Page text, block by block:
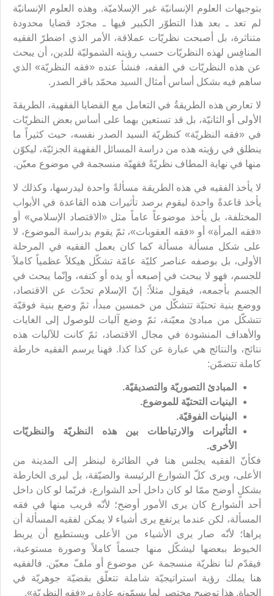
بتوجيهات العلوم الإنسانيّة غير الإسلاميّة. وهذه العلوم الإنسانيّة
لم تعد ـ بعد هذا التطوّر الكبير فيها ـ مجرّد قضايا محدودة
متناثرة، بل أصبحت نظريّات عملاقة، الأمر الذي اضطرّ الفقيه
المنافِس لهذه النظريّات حسب رؤيته الشموليّة للدين، أن يبحث
عن هذه النظريّات في الفقه، فنشأ عنده «فقه النظريّة» الذي
ساهم فيه بشكل أساس أمثال السيد محمّد باقر الصدر.
لا تعارض هذه الطريقةُ في التعامل مع القضايا الفقهية، الطريقةَ
الأولى أو الثانيّة، بل قد تستعين بهما على أساس بعض النظريّات
في «فقه النظريّة» كنظريّة السيد الصدر نفسه، حيث كثيراً ما
ينطلق في رؤيته هذه من دراسة المسائل الفقهية الجزئيّة، ليكوّن
منها في نهاية المطاف نظريّةً فقهيّة منسجمة في موضوع معيّن.
لا يأخذ الفقيه في هذه الطريقة مسألةً واحدة ليدرسها، وكذلك لا
يأخذ قاعدةً واحدة ليقوم برصد تأثيرات هذه القاعدة في الأبواب
المختلفة، بل يأخذ موضوعاً عاماً مثل «الاقتصاد الإسلامي» أو
«فقه المرأة» أو «فقه العقوبات»، ثمّ يقوم بدراسة الموضوع، لا
على شكل مسألة مسألة كما كان يعمل الفقيه في المرحلة
الأولى، بل بوصفه عناصر كليّة عامّة تشكّل هيكلاً عظمياً كاملاً
للجسم، فهو لا يبحث في إصبعه أو يده أو كتفه، وإنّما يبحث في
الجسم بأجمعه، فيقول مثلاً: إنّ الإسلام تحدّث عن الاقتصاد،
ووضع بنية تحتيّة تتشكّل من خمسين مبدأ، ثمّ وضع بنية فوقيّة
تتشكّل من مبادئ معيّنة، ثمّ وضع آليات للوصول إلى الغايات
والأهداف المنشودة في مجال الاقتصاد، ثمّ كانت للآليات هذه
نتائج، والنتائج هي عبارة عن كذا كذا. فهنا يرسم الفقيه خارطة
كاملة تتضمّن:
المبادئ التصوريّة والتصديقيّة.
البنيات التحتيّة للموضوع.
البنيات الفوقيّة.
التأثيرات والارتباطات بين هذه النظريّة والنظريّات
الأخرى.
فكأنّ الفقيه يجلس هنا في الطائرة لينظر إلى المدينة من
الأعلى، ويرى كلّ الشوارع الرئيسة والضيّقة، بل ليرى الخارطة
بشكلٍ أوضح ممّا لو كان داخل أحد الشوارع، فربّما لو كان داخل
أحد الشوارع كان يرى الأمور أوضح؛ لأنّه قريب منها في فقه
المسألة، لكن عندما يرتفع يرى أشياء لا يمكن لفقيه المسألة أن
يراها؛ لأنّه صار يرى الأشياء من الأعلى ويستطيع أن يربط
الخيوط ببعضها ليشكّل منها جسماً كاملاً وصورة مستوعبة،
فيقدّم لنا نظريّة منسجمة عن موضوع أو ملفّ معيّن. فالفقيه
هنا يملك رؤية استراتيجيّة شاملة تتعلّق بقضيّة جوهريّة في
الحياة. هذا توضيح مختصر لما يسمّونه عادة بـ «فقه النظريّة».